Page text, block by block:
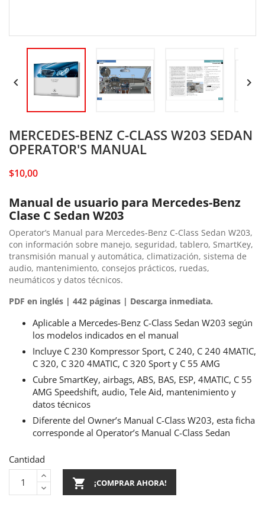
 
MERCEDES-BENZ C-CLASS W203 SEDAN
OPERATOR'S MANUAL
$10,00
Manual de usuario para Mercedes-Benz
Clase C Sedan W203
Operator’s Manual para Mercedes-Benz C-Class Sedan W203,
con información sobre manejo, seguridad, tablero, SmartKey,
transmisión manual y automática, climatización, sistema de
audio, mantenimiento, consejos prácticos, ruedas,
neumáticos y datos técnicos.
PDF en inglés | 442 páginas | Descarga inmediata.
Aplicable a Mercedes-Benz C-Class Sedan W203 según
los modelos indicados en el manual
Incluye C 230 Kompressor Sport, C 240, C 240 4MATIC,
C 320, C 320 4MATIC, C 320 Sport y C 55 AMG
Cubre SmartKey, airbags, ABS, BAS, ESP, 4MATIC, C 55
AMG Speedshift, audio, Tele Aid, mantenimiento y
datos técnicos
Diferente del Owner’s Manual C-Class W203, esta ficha
corresponde al Operator’s Manual C-Class Sedan
Cantidad
 ¡COMPRAR AHORA!